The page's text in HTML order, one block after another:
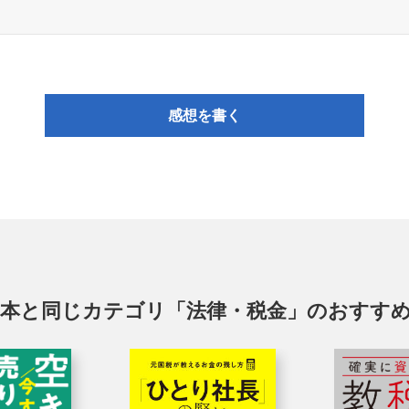
感想を書く
と同じカテゴリ「法律・税金」のおすす